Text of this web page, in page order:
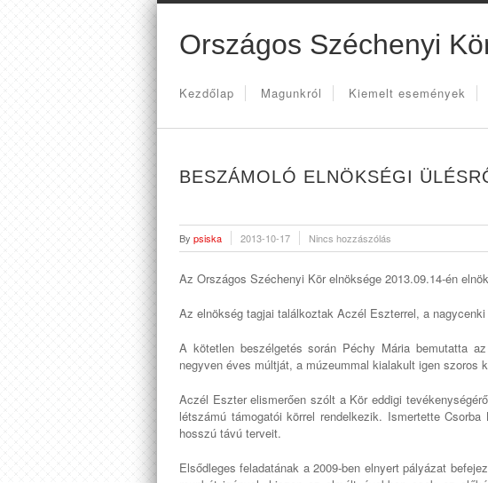
Országos Széchenyi
Kezdőlap Magunkról Kiemelt események
BESZÁMOLÓ ELNÖKSÉGI
By psiska 2013-10-17 Nincs hozzászólás
Az Országos Széchenyi Kör elnöksége 2013.09.14-én
Az elnökség tagjai találkoztak Aczél Eszterrel, a
A kötetlen beszélgetés során Péchy Mária bemutatta
negyven éves múltját, a múzeummal kialakult igen szoros
Aczél Eszter elismerően szólt a Kör eddigi
létszámú támogatói körrel rendelkezik. Ismertette
hosszú távú terveit.
Elsődleges feladatának a 2009-ben elnyert pályázat